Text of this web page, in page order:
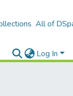
All of
Log In